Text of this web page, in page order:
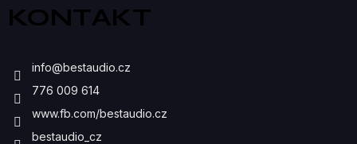
KONTAKT
info@bestaudio.cz
776 009 614
www.fb.com/bestaudio.cz
bestaudio_cz